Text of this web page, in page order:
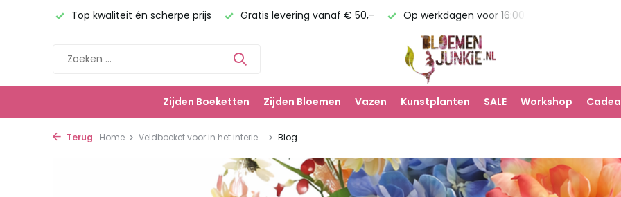
Top kwaliteit én scherpe prijs Gratis levering vanaf € 50,- Op werkdagen voor 16:00 uur besteld, zelfde
Zijden Boeketten Zijden Bloemen Vazen Kunstplanten SALE Workshop
Terug Home Veldboeket voor in het interie... Blog